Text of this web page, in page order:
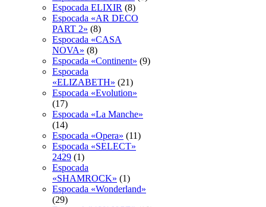
Espocada ELIXIR (8)
Espocada «AR DECO
PART 2» (8)
Espocada «CASA
NOVA» (8)
Espocada «Continent» (9)
Espocada
«ELIZABETH» (21)
Espocada «Evolution»
(17)
Espocada «La Manche»
(14)
Espocada «Opera» (11)
Espocada «SELECT»
2429 (1)
Espocada
«SHAMROCK» (1)
Espocada «Wonderland»
(29)